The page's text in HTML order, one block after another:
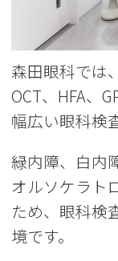
森田眼科では
OCT、HFA、
幅広い眼科検
緑内障、白内
オルソケラト
ため、眼科検
境です。